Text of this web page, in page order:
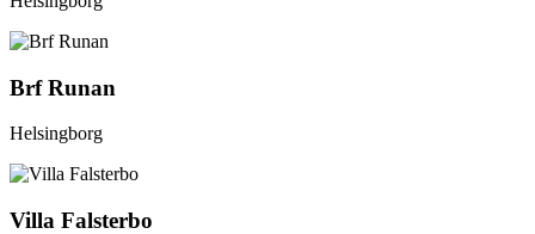
Brf Runan
Helsingborg
Villa Falsterbo